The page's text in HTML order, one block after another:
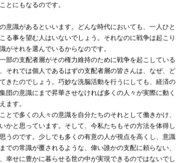
とにもなるのです。
意識があるといいます。どんな時代においても、一人ひと
る事を望む人はいないでしょう。それなのに戦争は起こり
がそれを選んでいるからなのです。
部の支配者層がその権力維持のために戦争を起こしている
それでは個人であるはずの支配者層の皆さんは、なぜ、ど
きたのでしょう。巧妙な洗脳活動を行うにしても、経済の
団の意識にまで昇華させなければ多くの人々が実際に動く
ます。
で多くの人々の意識を自分たちのそれとして働きかけ、
かと思っています。そして、今私たちもその方法を体得し
うのです。少しでも多くの有意の人が視点を高くし、意識
での常識が覆されるような、偉い誰かの支配に頼らない、
幸せに豊かに暮らせる世の中が実現できるのではないでし